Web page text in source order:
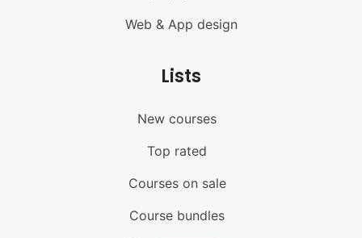
Web & App design
Lists
New courses
Top rated
Courses on sale
Course bundles